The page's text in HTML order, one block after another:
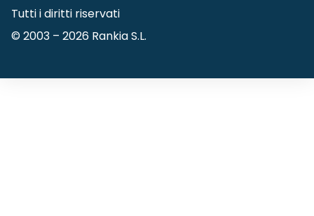
Tutti i diritti riservati
© 2003 – 2026 Rankia S.L.